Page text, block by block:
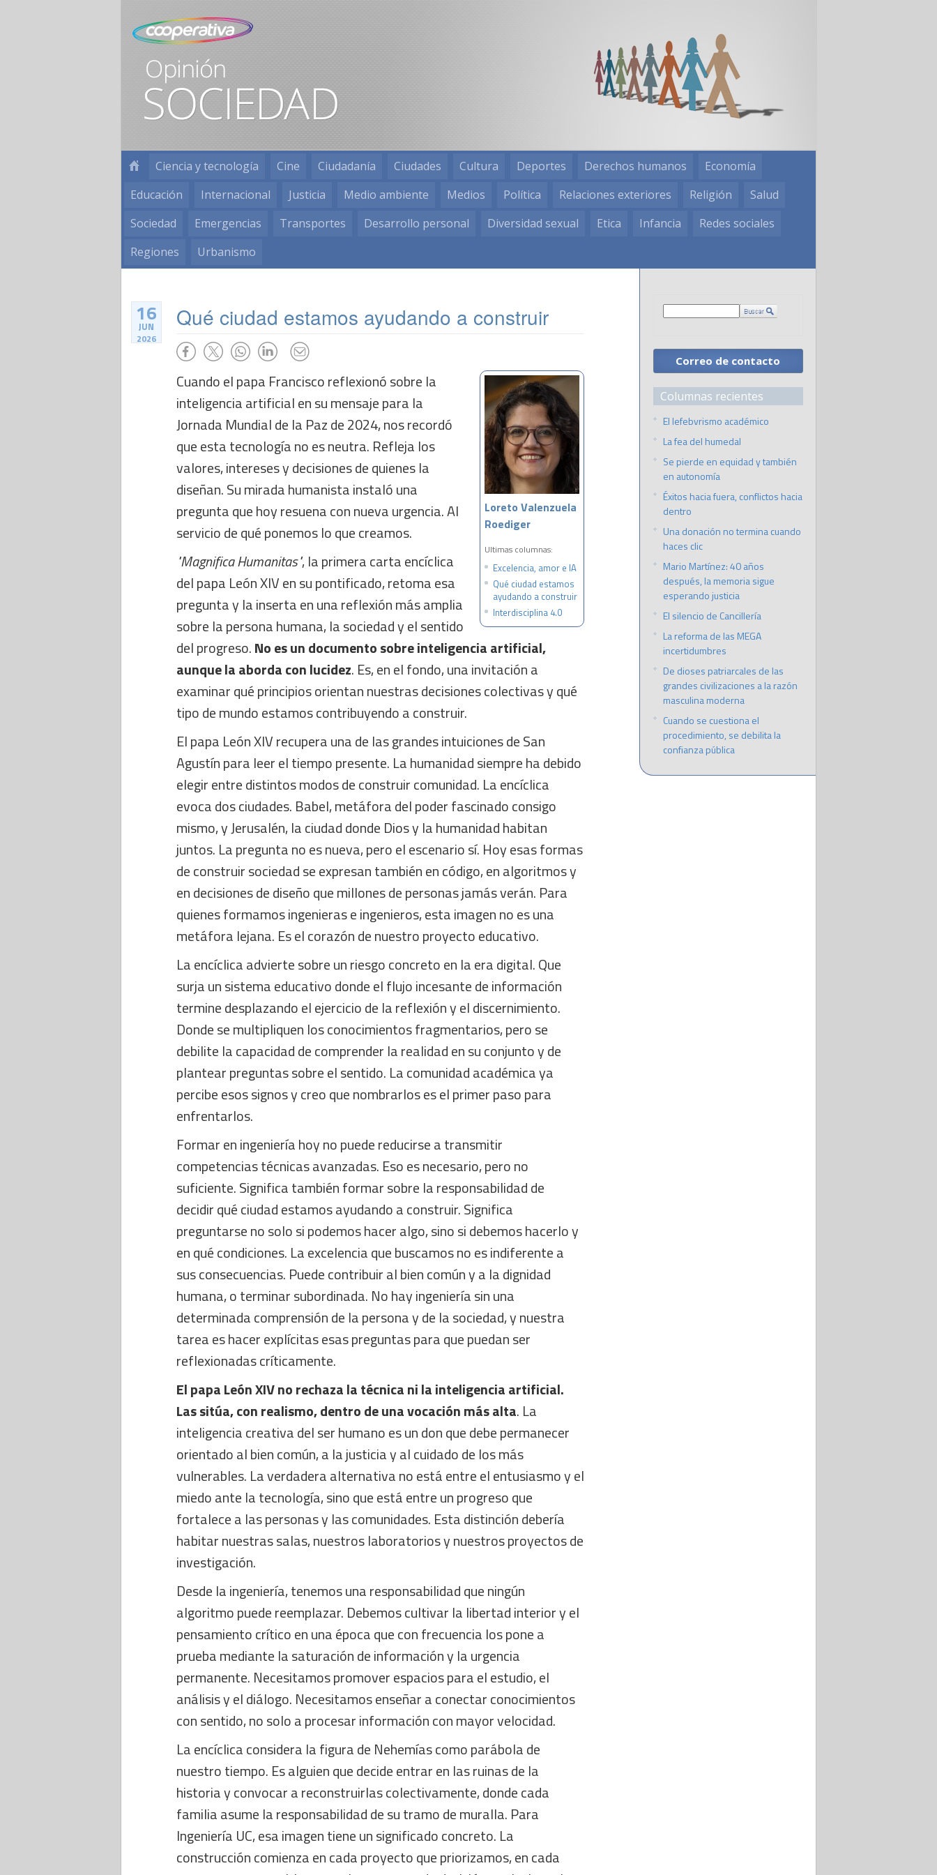
Ciencia y tecnología Cine Ciudadanía Ciudades Cultura Deportes Derechos humanos
Economía
Educación
Internacional Justicia Medio ambiente Medios Política Relaciones exteriores Religión
Salud
Sociedad
Emergencias Transportes Desarrollo personal Diversidad sexual Etica Infancia
Redes sociales
Regiones
Urbanismo
16
JUN
2026
Qué ciudad estamos ayudando a construir
Loreto Valenzuela
Roediger
Ultimas columnas:
Excelencia, amor e IA
Qué ciudad estamos
ayudando a construir
Interdisciplina 4.0
Cuando el papa Francisco reflexionó sobre la
inteligencia artificial en su mensaje para la
Jornada Mundial de la Paz de 2024, nos recordó
que esta tecnología no es neutra. Refleja los
valores, intereses y decisiones de quienes la
diseñan. Su mirada humanista instaló una
pregunta que hoy resuena con nueva urgencia. Al
servicio de qué ponemos lo que creamos.
"Magnifica Humanitas", la primera carta encíclica
del papa León XIV en su pontificado, retoma esa
pregunta y la inserta en una reflexión más amplia
sobre la persona humana, la sociedad y el sentido
del progreso.No es un documento sobre inteligencia artificial,
aunque la aborda con lucidez. Es, en el fondo, una invitación a
examinar qué principios orientan nuestras decisiones colectivas y qué
tipo de mundo estamos contribuyendo a construir.
El papa León XIV recupera una de las grandes intuiciones de San
Agustín para leer el tiempo presente. La humanidad siempre ha debido
elegir entre distintos modos de construir comunidad. La encíclica
evoca dos ciudades. Babel, metáfora del poder fascinado consigo
mismo, y Jerusalén, la ciudad donde Dios y la humanidad habitan
juntos. La pregunta no es nueva, pero el escenario sí. Hoy esas formas
de construir sociedad se expresan también en código, en algoritmos y
en decisiones de diseño que millones de personas jamás verán. Para
quienes formamos ingenieras e ingenieros, esta imagen no es una
metáfora lejana. Es el corazón de nuestro proyecto educativo.
La encíclica advierte sobre un riesgo concreto en la era digital. Que
surja un sistema educativo donde el flujo incesante de información
termine desplazando el ejercicio de la reflexión y el discernimiento.
Donde se multipliquen los conocimientos fragmentarios, pero se
debilite la capacidad de comprender la realidad en su conjunto y de
plantear preguntas sobre el sentido. La comunidad académica ya
percibe esos signos y creo que nombrarlos es el primer paso para
enfrentarlos.
Formar en ingeniería hoy no puede reducirse a transmitir
competencias técnicas avanzadas. Eso es necesario, pero no
suficiente. Significa también formar sobre la responsabilidad de
decidir qué ciudad estamos ayudando a construir. Significa
preguntarse no solo si podemos hacer algo, sino si debemos hacerlo y
en qué condiciones. La excelencia que buscamos no es indiferente a
sus consecuencias. Puede contribuir al bien común y a la dignidad
humana, o terminar subordinada. No hay ingeniería sin una
determinada comprensión de la persona y de la sociedad, y nuestra
tarea es hacer explícitas esas preguntas para que puedan ser
reflexionadas críticamente.
El papa León XIV no rechaza la técnica ni la inteligencia artificial.
Las sitúa, con realismo, dentro de una vocación más alta. La
inteligencia creativa del ser humano es un don que debe permanecer
orientado al bien común, a la justicia y al cuidado de los más
vulnerables. La verdadera alternativa no está entre el entusiasmo y el
miedo ante la tecnología, sino que está entre un progreso que
fortalece a las personas y las comunidades. Esta distinción debería
habitar nuestras salas, nuestros laboratorios y nuestros proyectos de
investigación.
Desde la ingeniería, tenemos una responsabilidad que ningún
algoritmo puede reemplazar. Debemos cultivar la libertad interior y el
pensamiento crítico en una época que con frecuencia los pone a
prueba mediante la saturación de información y la urgencia
permanente. Necesitamos promover espacios para el estudio, el
análisis y el diálogo. Necesitamos enseñar a conectar conocimientos
con sentido, no solo a procesar información con mayor velocidad.
La encíclica considera la figura de Nehemías como parábola de
nuestro tiempo. Es alguien que decide entrar en las ruinas de la
historia y convocar a reconstruirlas colectivamente, donde cada
familia asume la responsabilidad de su tramo de muralla. Para
Ingeniería UC, esa imagen tiene un significado concreto. La
construcción comienza en cada proyecto que priorizamos, en cada
Correo de contacto
Columnas recientes
El lefebvrismo académico
La fea del humedal
Se pierde en equidad y también
en autonomía
Éxitos hacia fuera, conflictos hacia
dentro
Una donación no termina cuando
haces clic
Mario Martínez: 40 años
después, la memoria sigue
esperando justicia
El silencio de Cancillería
La reforma de las MEGA
incertidumbres
De dioses patriarcales de las
grandes civilizaciones a la razón
masculina moderna
Cuando se cuestiona el
procedimiento, se debilita la
confianza pública